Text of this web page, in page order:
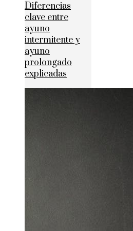
Diferencias
clave entre
ayuno
intermitente y
ayuno
prolongado
explicadas